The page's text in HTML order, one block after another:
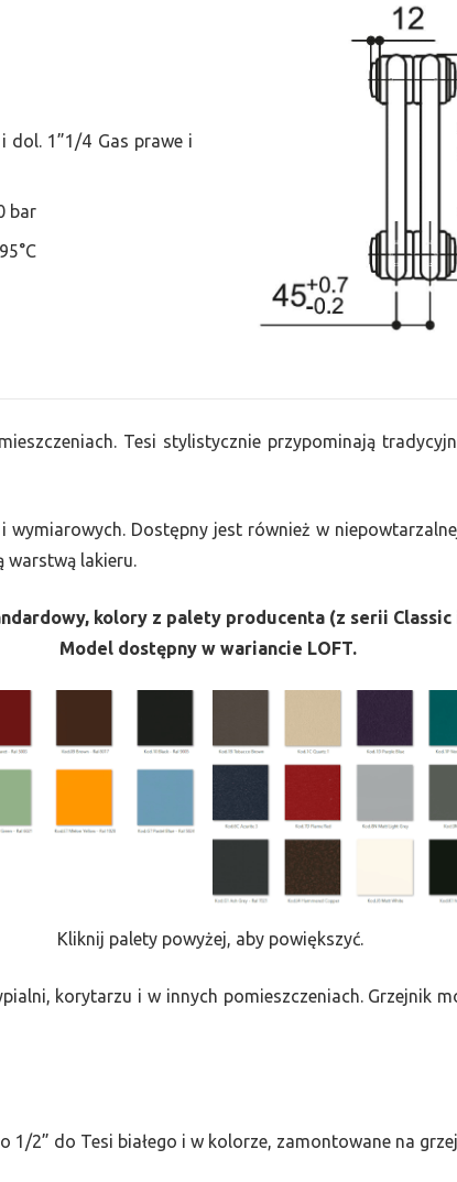
dol. 1”1/4 Gas prawe i
bar
Tesi stylistycznie przypominają
Dostępny jest również w
warstwą lakieru.
kolory z palety producenta (z serii
Model dostępny w wariancie LOFT.
Kliknij palety powyżej, aby powiększyć.
korytarzu i w innych pomieszczeniach. Grzejnik
1/2” do Tesi białego i w kolorze, zamontowane na